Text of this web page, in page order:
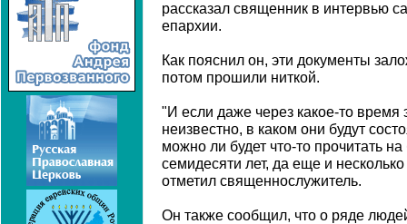
рассказал священник в интервью
епархии.
Как пояснил он, эти документы
потом прошили ниткой.
"И если даже через какое-то время
неизвестно, в каком они будут
можно ли будет что-то прочитать
семидесяти лет, да еще и
отметил священнослужитель.
Он также сообщил, что о ряде